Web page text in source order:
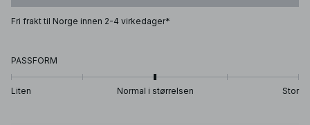
Fri frakt til Norge innen 2-4 virkedager*
PASSFORM
Liten Normal i størrelsen Stor